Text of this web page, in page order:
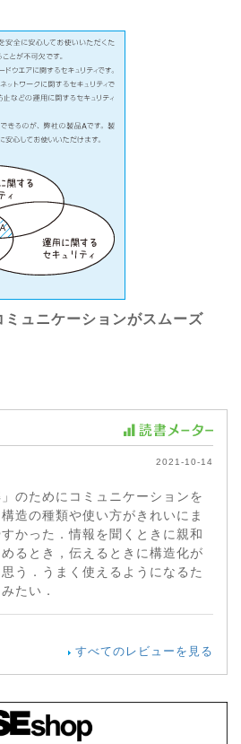
ミュニケーションがスムーズ
2021-10-14
」のためにコミュニケーションを
造の種類や使い方がきれいにま
かった．情報を聞くときに親和
るとき，伝えるときに構造化が
う．うまく使えるようになるた
たい．
すべてのレビューを見る